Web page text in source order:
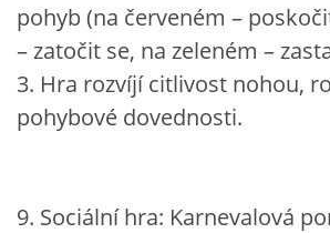
pohyb (na červeném –
– zatočit se, na zeleném –
3. Hra rozvíjí citlivost nohou,
pohybové dovednosti.
9. Sociální hra: Karnevalová